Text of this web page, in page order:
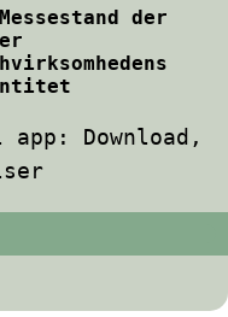
der
Download,